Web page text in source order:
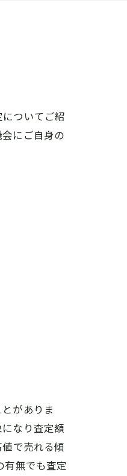
ついてご紹
にご自身の
がありま
なり査定額
で売れる傾
有無でも査定